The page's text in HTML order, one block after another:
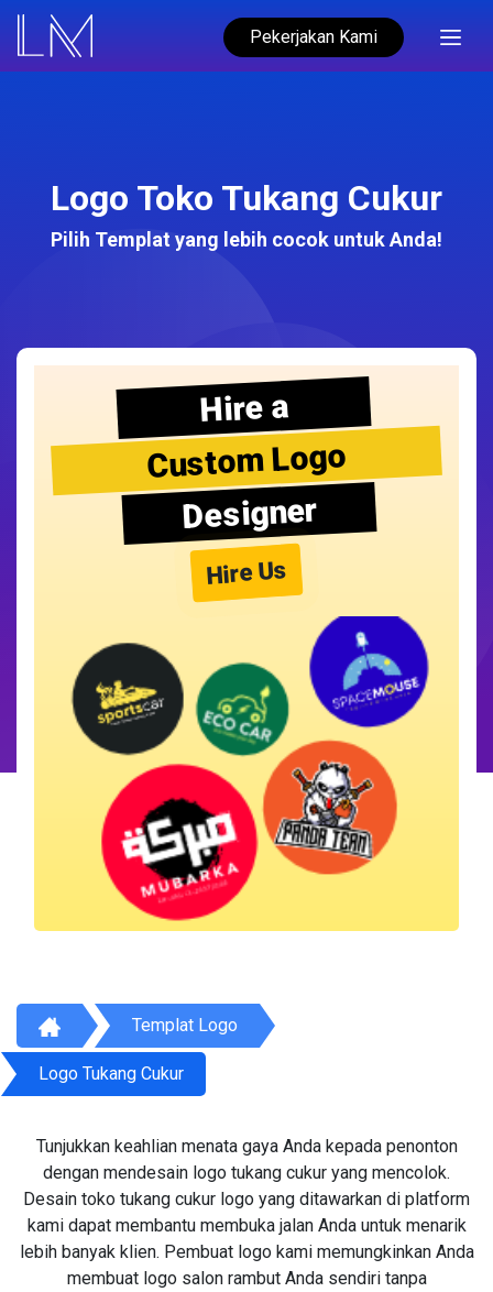
Pekerjakan Kami
Logo Toko Tukang Cukur
Pilih Templat yang lebih cocok untuk Anda!
Hire a
Custom Logo
Designer
Hire Us
Templat Logo
Logo Tukang Cukur
Tunjukkan keahlian menata gaya Anda kepada penonton
dengan mendesain logo tukang cukur yang mencolok.
Desain toko tukang cukur logo yang ditawarkan di platform
kami dapat membantu membuka jalan Anda untuk menarik
lebih banyak klien. Pembuat logo kami memungkinkan Anda
membuat logo salon rambut Anda sendiri tanpa